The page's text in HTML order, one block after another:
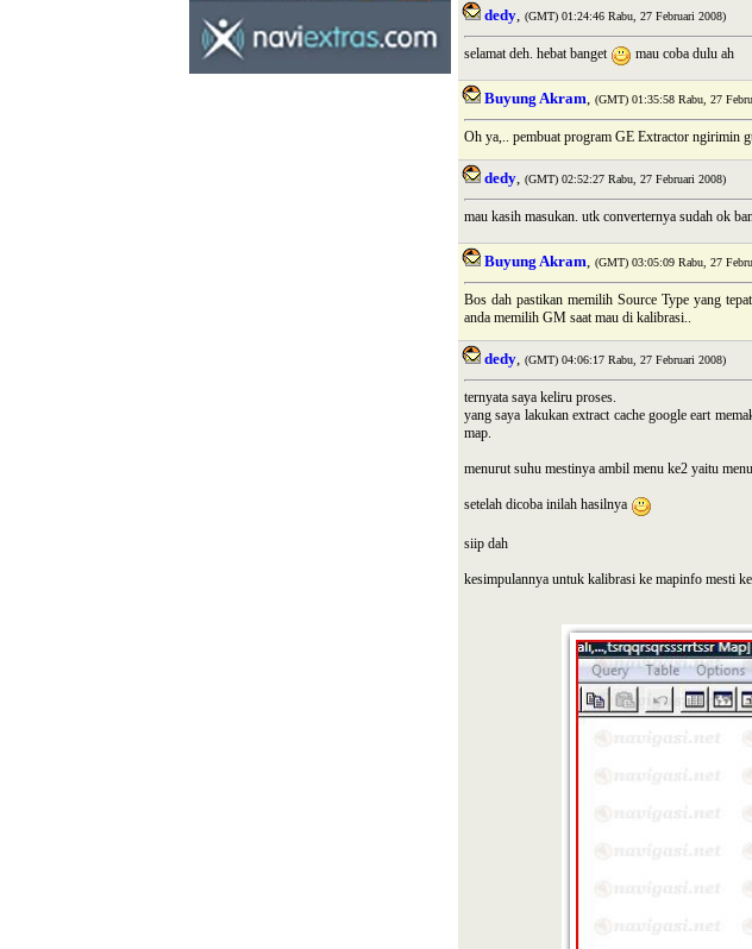
dedy, (GMT) 01:24:46 Rabu, 27 Februari 2008)
selamat deh. hebat banget mau coba dulu ah
Buyung Akram, (GMT) 01:35:58 Rabu, 27
Oh ya,.. pembuat program GE Extractor ngirimin
dedy, (GMT) 02:52:27 Rabu, 27 Februari 2008)
mau kasih masukan. utk converternya sudah ok
Buyung Akram, (GMT) 03:05:09 Rabu, 27
Bos dah pastikan memilih Source Type yang
anda memilih GM saat mau di kalibrasi..
dedy, (GMT) 04:06:17 Rabu, 27 Februari 2008)
ternyata saya keliru proses.
yang saya lakukan extract cache google eart
map.
menurut suhu mestinya ambil menu ke2 yaitu
setelah dicoba inilah hasilnya
siip dah
kesimpulannya untuk kalibrasi ke mapinfo mesti